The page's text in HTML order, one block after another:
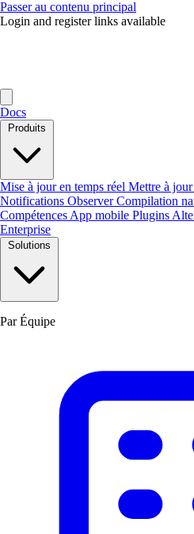
Passer au contenu principal
Login and register links available
Docs
Produits
Mise à jour en temps réel Mettre à jour
Notifications ObserverCompilation
Compétences App mobile Plugins
Enterprise
Solutions
Par Équipe